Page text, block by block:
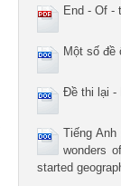
End - Of -
Một số đề
Đề thi lại -
Tiếng
wonders
started